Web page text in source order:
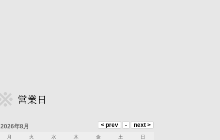
営業日
2026年8月
月 火 水 木 金 土 日